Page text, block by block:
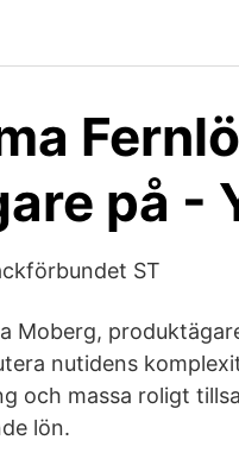
på -
ST
Moberg,
nutidens
och massa roligt
lön.